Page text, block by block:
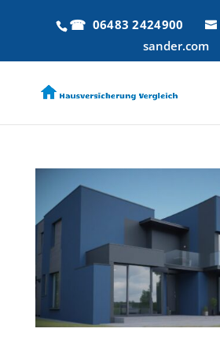
06483 2424900
sander.com